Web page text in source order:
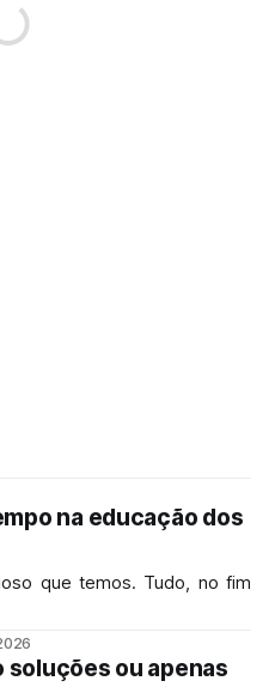
na educação dos
que temos. Tudo, no fim
ou apenas